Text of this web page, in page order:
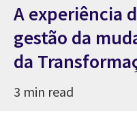
A experiência
gestão da
da
3 min read